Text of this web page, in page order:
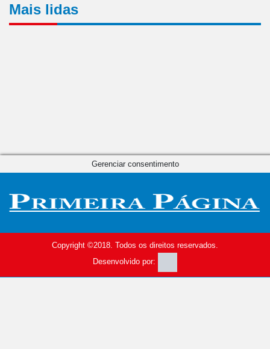
Mais lidas
Copyright ©2018. Todos os direitos reservados.
Desenvolvido por:
Gerenciar consentimento